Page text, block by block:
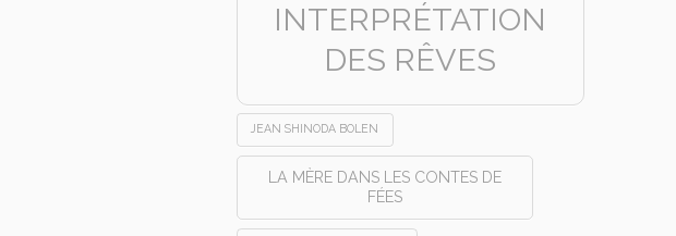
INTERPRÉTATION
DES RÊVES
JEAN SHINODA BOLEN
LA MÈRE DANS LES CONTES DE
FÉES